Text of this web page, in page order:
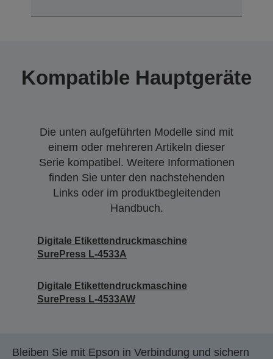
Kompatible Hauptgeräte
Die unten aufgeführten Modelle sind mit
einem oder mehreren Artikeln dieser
Serie kompatibel. Weitere Informationen
finden Sie unter den nachstehenden
Links oder im produktbegleitenden
Handbuch.
Digitale Etikettendruckmaschine
SurePress L-4533A
Digitale Etikettendruckmaschine
SurePress L-4533AW
Bleiben Sie mit Epson in Verbindung und sichern